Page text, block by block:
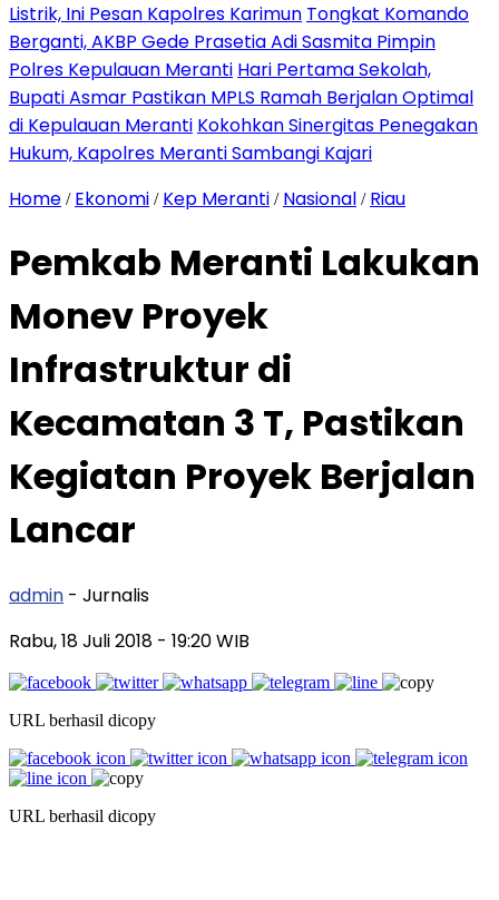
Listrik, Ini Pesan Kapolres Karimun Tongkat Komando
Berganti, AKBP Gede Prasetia Adi Sasmita Pimpin
Polres Kepulauan Meranti Hari Pertama Sekolah,
Bupati Asmar Pastikan MPLS Ramah Berjalan Optimal
di Kepulauan Meranti Kokohkan Sinergitas Penegakan
Hukum, Kapolres Meranti Sambangi Kajari
Home / Ekonomi / Kep Meranti / Nasional / Riau
Pemkab Meranti Lakukan
Monev Proyek
Infrastruktur di
Kecamatan 3 T, Pastikan
Kegiatan Proyek Berjalan
Lancar
admin - Jurnalis
Rabu, 18 Juli 2018 - 19:20 WIB
URL berhasil dicopy
URL berhasil dicopy